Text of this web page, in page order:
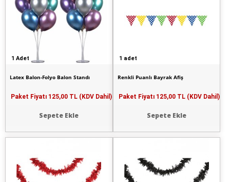
1 Adet
Latex Balon-Folyo Balon Standı
Paket Fiyatı 125,00 TL (KDV Dahil)
Sepete Ekle
1 adet
Renkli Puanlı Bayrak Afiş
Paket Fiyatı 125,00 TL (KDV Dahil)
Sepete Ekle